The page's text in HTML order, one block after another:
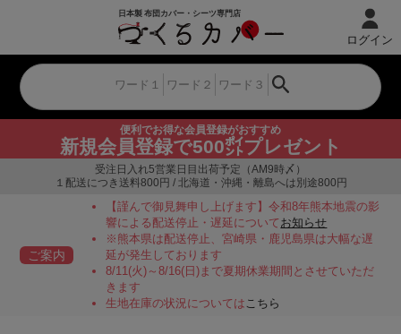
便利でお得な会員登録がおすすめ
新規会員登録で500㌽プレゼント
ログイン
受注日入れ5営業日目出荷予定（AM9時〆）
１配送につき送料800円 / 北海道・沖縄・離島へは別途800円
ご案内
【謹んで御見舞申し上げます】令和8年熊本地震の影
響による配送停止・遅延についてお知らせ
※熊本県は配送停止、宮崎県・鹿児島県は大幅な遅
延が発生しております
8/11(火)～8/16(日)まで夏期休業期間とさせていただ
きます
生地在庫の状況についてはこちら